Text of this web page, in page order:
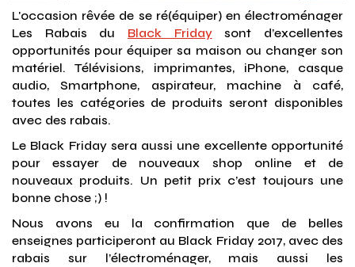
L'occasion rêvée de se ré(équiper) en électroménager
Les Rabais du Black Fridaysont d’excellentes
opportunités pour équiper sa maison ou changer son
matériel. Télévisions, imprimantes, iPhone, casque
audio, Smartphone, aspirateur, machine à café,
toutes les catégories de produits seront disponibles
avec des rabais.
Le Black Friday sera aussi une excellente opportunité
pour essayer de nouveaux shop online et de
nouveaux produits. Un petit prix c’est toujours une
bonne chose ;) !
Nous avons eu la confirmation que de belles
enseignes participeront au Black Friday 2017, avec des
rabais sur l’électroménager, mais aussi les